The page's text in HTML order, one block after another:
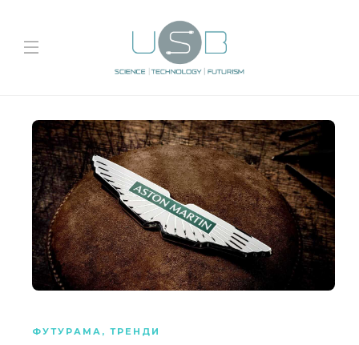
ФУТУРАМА , ТРЕНДИ